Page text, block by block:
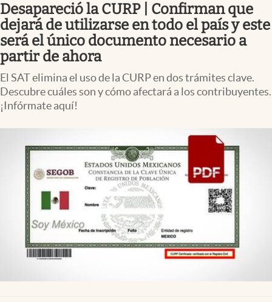
Pc y celular
Vida y estilo
Tv
Clima
Espiritualidad
abre en nueva pestaña
México
Desapareció la CURP | Confirman que
dejará de utilizarse en todo el país y este
será el único documento necesario a
partir de ahora
El SAT elimina el uso de la CURP en dos trámites clave.
Descubre cuáles son y cómo afectará a los contribuyentes.
¡Infórmate aquí!